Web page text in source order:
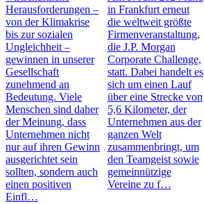
Herausforderungen –
von der Klimakrise
bis zur sozialen
Ungleichheit –
gewinnen in unserer
Gesellschaft
zunehmend an
Bedeutung. Viele
Menschen sind daher
der Meinung, dass
Unternehmen nicht
nur auf ihren Gewinn
ausgerichtet sein
sollten, sondern auch
einen positiven
Einfl…
in Frankfurt erneut
die weltweit größte
Firmenveranstaltung,
die J.P. Morgan
Corporate Challenge,
statt. Dabei handelt es
sich um einen Lauf
über eine Strecke von
5,6 Kilometer, der
Unternehmen aus der
ganzen Welt
zusammenbringt, um
den Teamgeist sowie
gemeinnützige
Vereine zu f…